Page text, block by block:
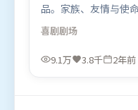
品。家族、友情与使
图守住心中微光。叙
点收束。由王家卫执
黄政民、王景春等联
喜剧剧场
9.1万 3.8千 2年前